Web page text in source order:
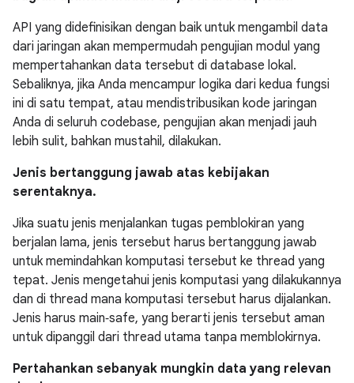
API yang didefinisikan dengan baik untuk mengambil data
dari jaringan akan mempermudah pengujian modul yang
mempertahankan data tersebut di database lokal.
Sebaliknya, jika Anda mencampur logika dari kedua fungsi
ini di satu tempat, atau mendistribusikan kode jaringan
Anda di seluruh codebase, pengujian akan menjadi jauh
lebih sulit, bahkan mustahil, dilakukan.
Jenis bertanggung jawab atas kebijakan
serentaknya.
Jika suatu jenis menjalankan tugas pemblokiran yang
berjalan lama, jenis tersebut harus bertanggung jawab
untuk memindahkan komputasi tersebut ke thread yang
tepat. Jenis mengetahui jenis komputasi yang dilakukannya
dan di thread mana komputasi tersebut harus dijalankan.
Jenis harus main‑safe, yang berarti jenis tersebut aman
untuk dipanggil dari thread utama tanpa memblokirnya.
Pertahankan sebanyak mungkin data yang relevan